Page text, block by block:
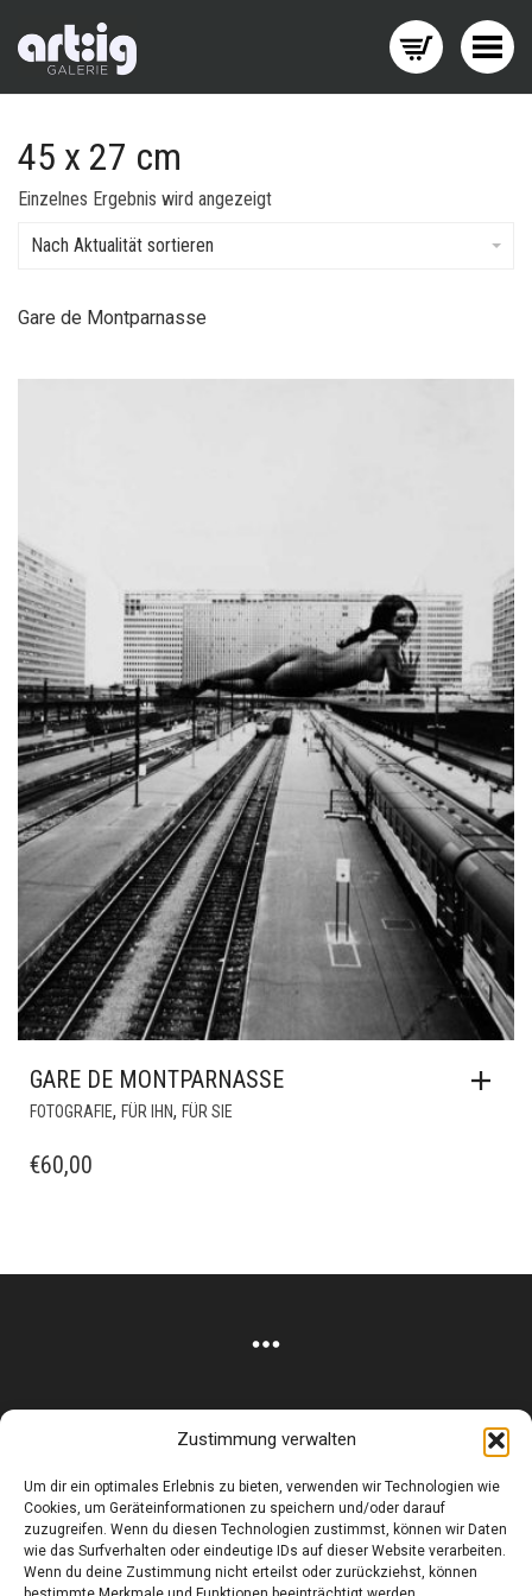
Zustimmung verwalten
Um dir ein optimales Erlebnis zu bieten, verwenden wir Technologien wie
Cookies, um Geräteinformationen zu speichern und/oder darauf
zuzugreifen. Wenn du diesen Technologien zustimmst, können wir Daten
wie das Surfverhalten oder eindeutige IDs auf dieser Website verarbeiten.
Wenn du deine Zustimmung nicht erteilst oder zurückziehst, können
Menü wechseln
45 x 27 cm
Einzelnes Ergebnis wird angezeigt
Nach Aktualität sortieren
Gare de Montparnasse
GARE DE MONTPARNASSE
FOTOGRAFIE, FÜR IHN, FÜR SIE
€60,00
Corneliusstr. 19, München, 80469, Germany
Telefon: +49 (0)89 552 985 72
Öffnungszeiten: Di. - FR. 11.00 –19.30 UHR · SA. 11.00 –18.00
UHR